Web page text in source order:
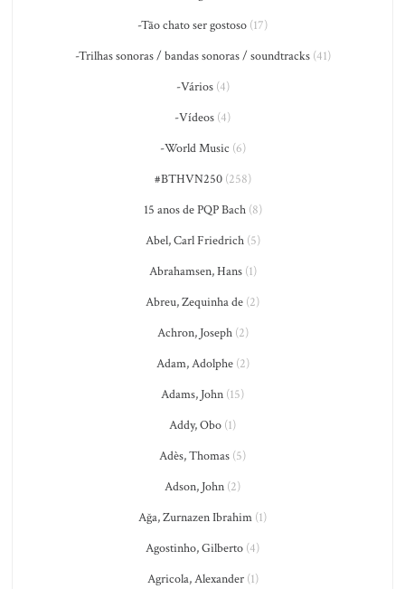
-Tão chato ser gostoso (17)
-Trilhas sonoras / bandas sonoras / soundtracks(41)
-Vários(4)
-Vídeos (4)
-World Music (6)
#BTHVN250(258)
15 anos de PQP Bach(8)
Abel, Carl Friedrich(5)
Abrahamsen, Hans(1)
Abreu, Zequinha de (2)
Achron, Joseph(2)
Adam, Adolphe(2)
Adams, John (15)
Addy, Obo (1)
Adès, Thomas (5)
Adson, John (2)
Ağa, Zurnazen Ibrahim (1)
Agostinho, Gilberto (4)
Agricola, Alexander(1)